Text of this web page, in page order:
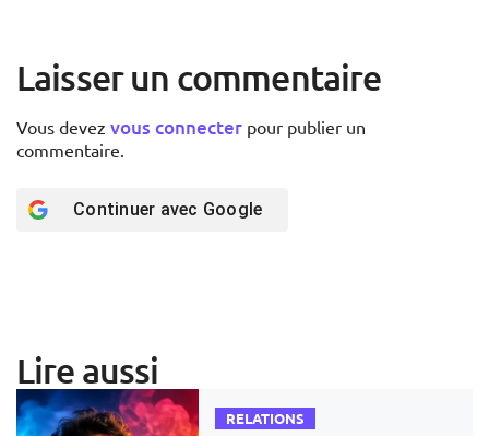
Laisser un commentaire
Vous devez vous connecter pour publier un
commentaire.
Continuer avec Google
Lire aussi
RELATIONS